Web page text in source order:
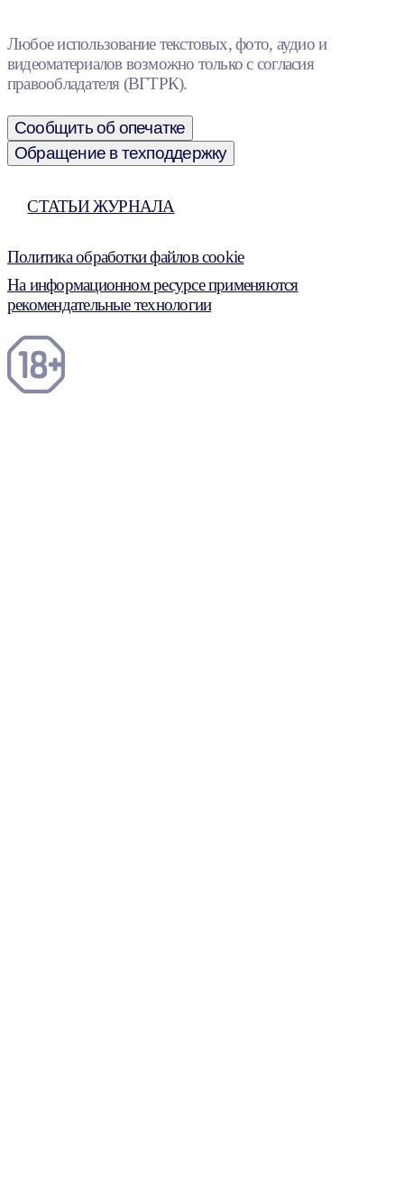
Любое использование текстовых, фото, аудио и
видеоматериалов возможно только с согласия
правообладателя (ВГТРК).
Сообщить об опечатке
Обращение в техподдержку
СТАТЬИ ЖУРНАЛА
Политика обработки файлов cookie
На информационном ресурсе применяются
рекомендательные технологии